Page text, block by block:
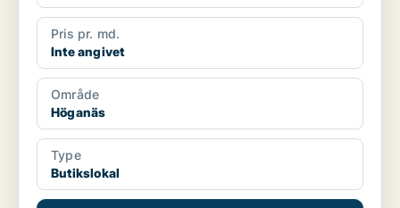
Pris pr. md.
Inte angivet
Område
Höganäs
Type
Butikslokal